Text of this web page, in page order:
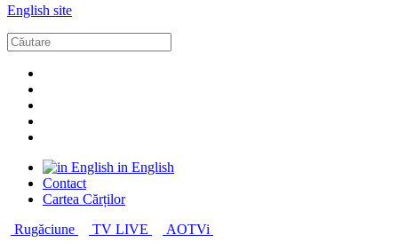
English site
in English
Contact
Cartea Cărților
Rugăciune
TV LIVE AOTVi